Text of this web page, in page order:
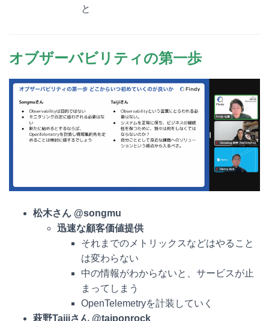
と
オブザーバビリティの第一歩
松木さん @songmu
迅速な顧客価値提供
それまでのメトリックスなどはやること
は変わらない
中の情報がわからないと、サービスが止
まってしまう
OpenTelemetryを計装していく
萩野Taijiさん @taiponrock